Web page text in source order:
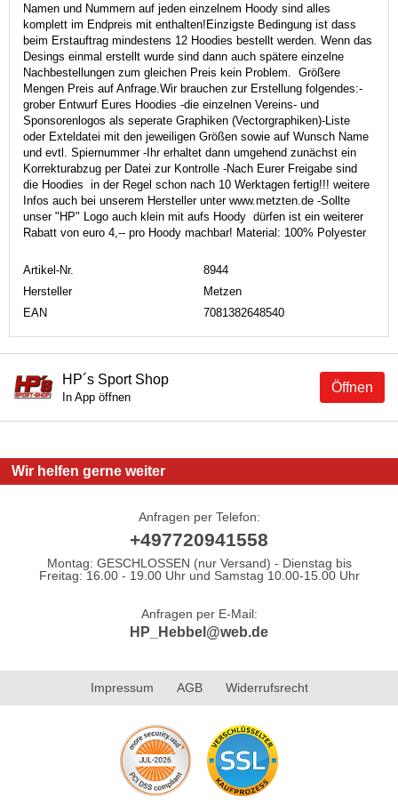
Namen und Nummern auf jeden einzelnem Hoody sind alles
komplett im Endpreis mit enthalten!Einzigste Bedingung ist dass
beim Erstauftrag mindestens 12 Hoodies bestellt werden. Wenn das
Desings einmal erstellt wurde sind dann auch spätere einzelne
Nachbestellungen zum gleichen Preis kein Problem. Größere
Mengen Preis auf Anfrage.Wir brauchen zur Erstellung folgendes:-
grober Entwurf Eures Hoodies -die einzelnen Vereins- und
Sponsorenlogos als seperate Graphiken (Vectorgraphiken)-Liste
oder Exteldatei mit den jeweiligen Größen sowie auf Wunsch Name
und evtl. Spiernummer -Ihr erhaltet dann umgehend zunächst ein
Korrekturabzug per Datei zur Kontrolle -Nach Eurer Freigabe sind
die Hoodies in der Regel schon nach 10 Werktagen fertig!!! weitere
Infos auch bei unserem Hersteller unter www.metzten.de -Sollte
unser "HP" Logo auch klein mit aufs Hoody dürfen ist ein weiterer
Rabatt von euro 4,-- pro Hoody machbar! Material: 100% Polyester
Artikel-Nr.
8944
Hersteller
Metzen
EAN
7081382648540
Öffnen
HP´s Sport Shop
In App öffnen
Wir helfen gerne weiter
Anfragen per Telefon:
+497720941558
Montag: GESCHLOSSEN (nur Versand) - Dienstag bis
Freitag: 16.00 - 19.00 Uhr und Samstag 10.00-15.00 Uhr
Anfragen per E-Mail:
HP_Hebbel@web.de
Impressum AGB Widerrufsrecht